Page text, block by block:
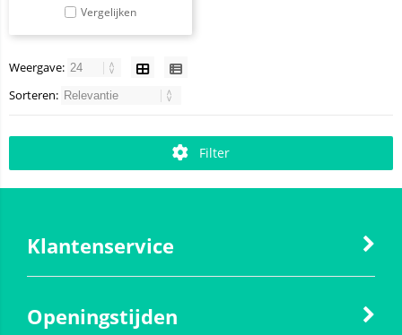
Vergelijken
Weergave:
Sorteren:
Filter
Klantenservice
Openingstijden